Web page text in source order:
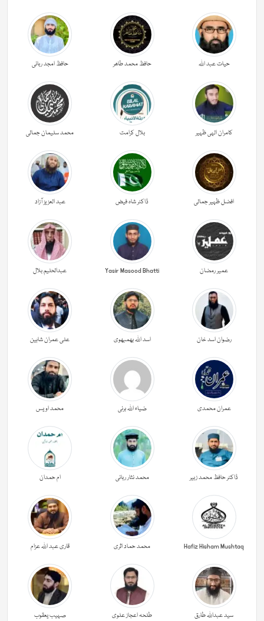
حیات عبد اللہ حافظ محمد طاھر حافظ امجد ربانی
کامران الہی ظہیر بلال کرامت محمد سلیمان جمالی
افضل ظہیر جمالی ڈاکٹر شاہ فیض عبد العزیز آزاد
عمیر رمضان Yasir Masood Bhatti عبدالحليم بلال
رضوان اسد خان اسد اللہ بھمبھوی علی عمران شاہین
عمران محمدی ضیاء اللہ برنی محمد اویس
ڈاکٹر حافظ محمد زبیر محمد نثار ربانی ام حمدان
Hafiz Hisham Mushtaq محمد حماد اثری قاری عبد اللہ عزام
سید عبداللہ طارق طلحہ اعجاز علوی صہیب یعقوب